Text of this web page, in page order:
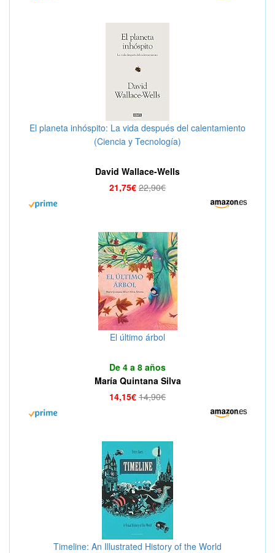
El planeta inhóspito: La vida después del calentamiento
(Ciencia y Tecnología)
David Wallace-Wells
21,75€ 22,90€
El último árbol
De 4 a 8 años
María Quintana Silva
14,15€ 14,90€
Timeline: An Illustrated History of the World